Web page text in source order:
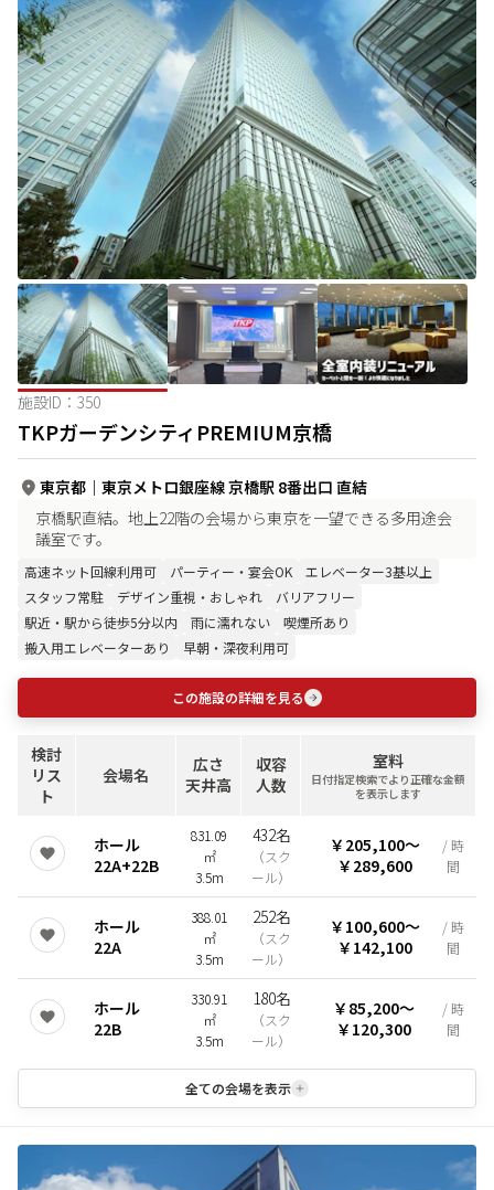
施設ID： 350
TKPガーデンシティPREMIUM京橋
東京都 ｜ 東京メトロ銀座線 京橋駅 8番出口 直結
京橋駅直結。地上22階の会場から東京を一望できる多用途会
議室です。
高速ネット回線利用可 パーティー・宴会OK
エレベーター3基以上
スタッフ常駐
デザイン重視・おしゃれ
バリアフリー
駅近・駅から徒歩5分以内
雨に濡れない
喫煙所あり
搬入用エレベーターあり
早朝・深夜利用可
この施設の詳細を見る
検討
リス
ト
会場名
広さ
天井高
収容
人数
室料
日付指定検索でより正確な金額
を表示します
ホール
22A+22B
831.09
㎡
3.5m
432名
（スク
ール）
￥205,100〜
￥289,600
/ 時
間
ホール
22A
388.01
㎡
3.5m
252名
（スク
ール）
￥100,600〜
￥142,100
/ 時
間
ホール
22B
330.91
㎡
3.5m
180名
（スク
ール）
￥85,200〜
￥120,300
/ 時
間
全ての会場を表示